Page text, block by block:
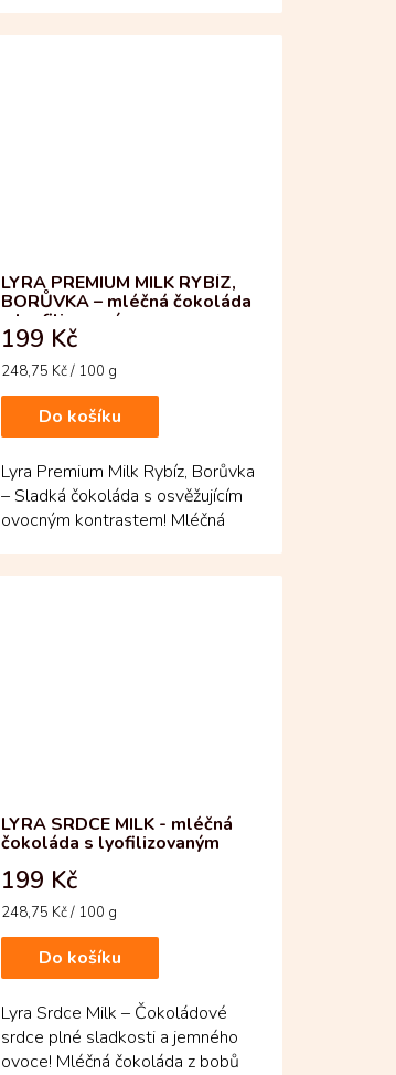
LYRA PREMIUM MILK RYBÍZ,
BORŮVKA – mléčná čokoláda
s lyofilizovaným ovocem
199 Kč
Měrná
248,75 Kč / 100 g
Do košíku
Lyra Premium Milk Rybíz, Borůvka
– Sladká čokoláda s osvěžujícím
ovocným kontrastem! Mléčná
LYRA SRDCE MILK - mléčná
čokoláda s lyofilizovaným
199 Kč
Měrná
248,75 Kč / 100 g
Do košíku
Lyra Srdce Milk – Čokoládové
srdce plné sladkosti a jemného
ovoce! Mléčná čokoláda z bobů